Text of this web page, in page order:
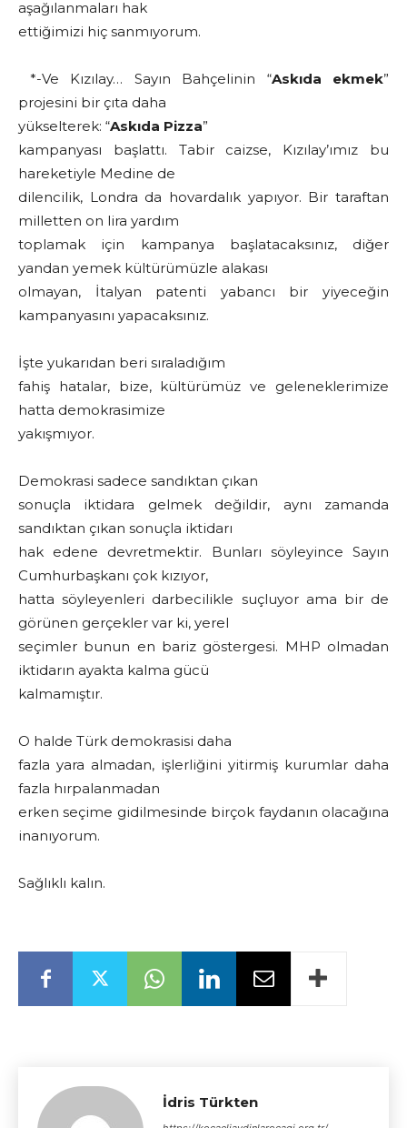
aşağılanmaları hak
ettiğimizi hiç sanmıyorum.
*-Ve Kızılay… Sayın Bahçelinin “Askıda ekmek”
projesini bir çıta daha
yükselterek: “Askıda Pizza”
kampanyası başlattı. Tabir caizse, Kızılay’ımız bu
hareketiyle Medine de
dilencilik, Londra da hovardalık yapıyor. Bir taraftan
milletten on lira yardım
toplamak için kampanya başlatacaksınız, diğer
yandan yemek kültürümüzle alakası
olmayan, İtalyan patenti yabancı bir yiyeceğin
kampanyasını yapacaksınız.
İşte yukarıdan beri sıraladığım
fahiş hatalar, bize, kültürümüz ve geleneklerimize
hatta demokrasimize
yakışmıyor.
Demokrasi sadece sandıktan çıkan
sonuçla iktidara gelmek değildir, aynı zamanda
sandıktan çıkan sonuçla iktidarı
hak edene devretmektir. Bunları söyleyince Sayın
Cumhurbaşkanı çok kızıyor,
hatta söyleyenleri darbecilikle suçluyor ama bir de
görünen gerçekler var ki, yerel
seçimler bunun en bariz göstergesi. MHP olmadan
iktidarın ayakta kalma gücü
kalmamıştır.
O halde Türk demokrasisi daha
fazla yara almadan, işlerliğini yitirmiş kurumlar daha
fazla hırpalanmadan
erken seçime gidilmesinde birçok faydanın olacağına
inanıyorum.
Sağlıklı kalın.
İdris Türkten